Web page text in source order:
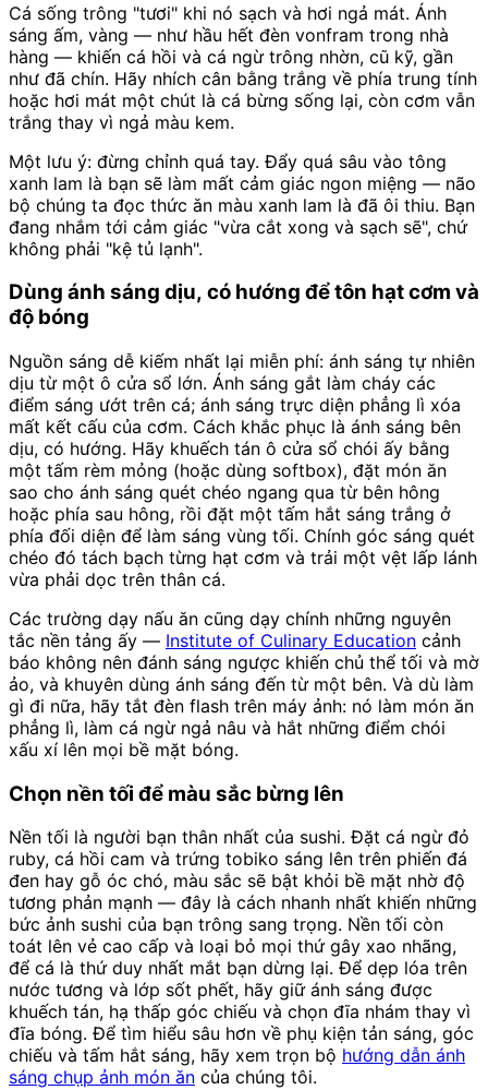
Cá sống trông "tươi" khi nó sạch và hơi ngả mát. Ánh
sáng ấm, vàng — như hầu hết đèn vonfram trong nhà
hàng — khiến cá hồi và cá ngừ trông nhờn, cũ kỹ, gần
như đã chín. Hãy nhích cân bằng trắng về phía trung tính
hoặc hơi mát một chút là cá bừng sống lại, còn cơm vẫn
trắng thay vì ngả màu kem.
Một lưu ý: đừng chỉnh quá tay. Đẩy quá sâu vào tông
xanh lam là bạn sẽ làm mất cảm giác ngon miệng — não
bộ chúng ta đọc thức ăn màu xanh lam là đã ôi thiu. Bạn
đang nhắm tới cảm giác "vừa cắt xong và sạch sẽ", chứ
không phải "kệ tủ lạnh".
Dùng ánh sáng dịu, có hướng để tôn hạt cơm và
độ bóng
Nguồn sáng dễ kiếm nhất lại miễn phí: ánh sáng tự nhiên
dịu từ một ô cửa sổ lớn. Ánh sáng gắt làm cháy các
điểm sáng ướt trên cá; ánh sáng trực diện phẳng lì xóa
mất kết cấu của cơm. Cách khắc phục là ánh sáng bên
dịu, có hướng. Hãy khuếch tán ô cửa sổ chói ấy bằng
một tấm rèm mỏng (hoặc dùng softbox), đặt món ăn
sao cho ánh sáng quét chéo ngang qua từ bên hông
hoặc phía sau hông, rồi đặt một tấm hắt sáng trắng ở
phía đối diện để làm sáng vùng tối. Chính góc sáng quét
chéo đó tách bạch từng hạt cơm và trải một vệt lấp lánh
vừa phải dọc trên thân cá.
Các trường dạy nấu ăn cũng dạy chính những nguyên
tắc nền tảng ấy — Institute of Culinary Education cảnh
báo không nên đánh sáng ngược khiến chủ thể tối và mờ
ảo, và khuyên dùng ánh sáng đến từ một bên. Và dù làm
gì đi nữa, hãy tắt đèn flash trên máy ảnh: nó làm món ăn
phẳng lì, làm cá ngừ ngả nâu và hắt những điểm chói
xấu xí lên mọi bề mặt bóng.
Chọn nền tối để màu sắc bừng lên
Nền tối là người bạn thân nhất của sushi. Đặt cá ngừ đỏ
ruby, cá hồi cam và trứng tobiko sáng lên trên phiến đá
đen hay gỗ óc chó, màu sắc sẽ bật khỏi bề mặt nhờ độ
tương phản mạnh — đây là cách nhanh nhất khiến những
bức ảnh sushi của bạn trông sang trọng. Nền tối còn
toát lên vẻ cao cấp và loại bỏ mọi thứ gây xao nhãng,
để cá là thứ duy nhất mắt bạn dừng lại. Để dẹp lóa trên
nước tương và lớp sốt phết, hãy giữ ánh sáng được
khuếch tán, hạ thấp góc chiếu và chọn đĩa nhám thay vì
đĩa bóng. Để tìm hiểu sâu hơn về phụ kiện tản sáng, góc
chiếu và tấm hắt sáng, hãy xem trọn bộ hướng dẫn ánh
sáng chụp ảnh món ăn của chúng tôi.